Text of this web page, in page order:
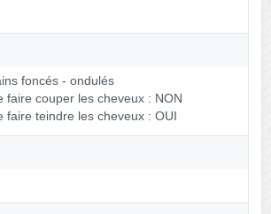
foncés - ondulés
faire couper les cheveux : NON
faire teindre les cheveux : OUI